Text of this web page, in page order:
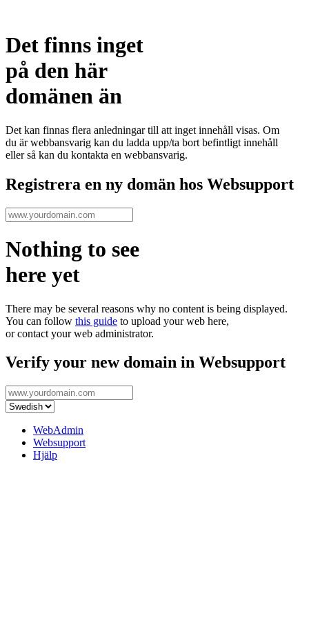
Det finns inget
på den här
domänen än
Det kan finnas flera anledningar till att inget innehåll visas. Om
du är webbansvarig kan du ladda upp/ta bort befintligt innehåll
eller så kan du kontakta en webbansvarig.
Registrera en ny domän hos Websupport
Nothing to see
here yet
There may be several reasons why no content is being displayed.
You can follow this guide to upload your web here,
or contact your web administrator.
Verify your new domain in Websupport
WebAdmin
Websupport
Hjälp